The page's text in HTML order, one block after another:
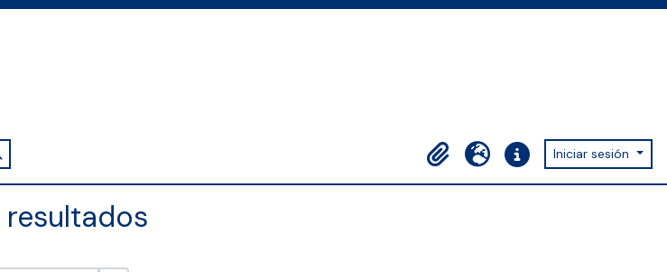
Search in browse page
Portapapeles
Idioma Enlaces rápidos
Iniciar sesión